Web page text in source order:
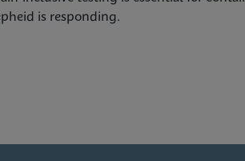
is responding.